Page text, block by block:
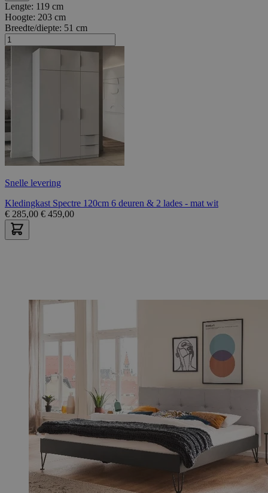
Lengte: 119 cm
Hoogte: 203 cm
Breedte/diepte: 51 cm
Snelle levering
Kledingkast Spectre 120cm 6 deuren & 2 lades - mat wit
€ 285,00 € 459,00